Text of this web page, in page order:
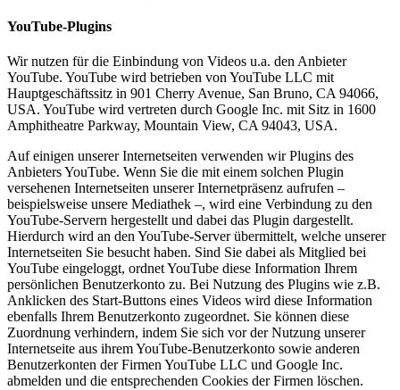
YouTube-Plugins
Wir nutzen für die Einbindung von Videos u.a. den Anbieter
YouTube. YouTube wird betrieben von YouTube LLC mit
Hauptgeschäftssitz in 901 Cherry Avenue, San Bruno, CA 94066,
USA. YouTube wird vertreten durch Google Inc. mit Sitz in 1600
Amphitheatre Parkway, Mountain View, CA 94043, USA.
Auf einigen unserer Internetseiten verwenden wir Plugins des
Anbieters YouTube. Wenn Sie die mit einem solchen Plugin
versehenen Internetseiten unserer Internetpräsenz aufrufen –
beispielsweise unsere Mediathek –, wird eine Verbindung zu den
YouTube-Servern hergestellt und dabei das Plugin dargestellt.
Hierdurch wird an den YouTube-Server übermittelt, welche unserer
Internetseiten Sie besucht haben. Sind Sie dabei als Mitglied bei
YouTube eingeloggt, ordnet YouTube diese Information Ihrem
persönlichen Benutzerkonto zu. Bei Nutzung des Plugins wie z.B.
Anklicken des Start-Buttons eines Videos wird diese Information
ebenfalls Ihrem Benutzerkonto zugeordnet. Sie können diese
Zuordnung verhindern, indem Sie sich vor der Nutzung unserer
Internetseite aus ihrem YouTube-Benutzerkonto sowie anderen
Benutzerkonten der Firmen YouTube LLC und Google Inc.
abmelden und die entsprechenden Cookies der Firmen löschen.